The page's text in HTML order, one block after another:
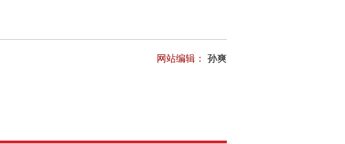
网站编辑： 孙爽